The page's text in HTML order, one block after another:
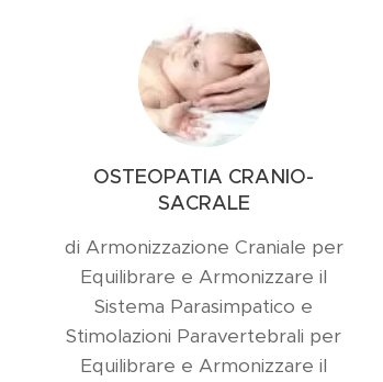
OSTEOPATIA CRANIO-
SACRALE
di Armonizzazione Craniale per
Equilibrare e Armonizzare il
Sistema Parasimpatico e
Stimolazioni Paravertebrali per
Equilibrare e Armonizzare il